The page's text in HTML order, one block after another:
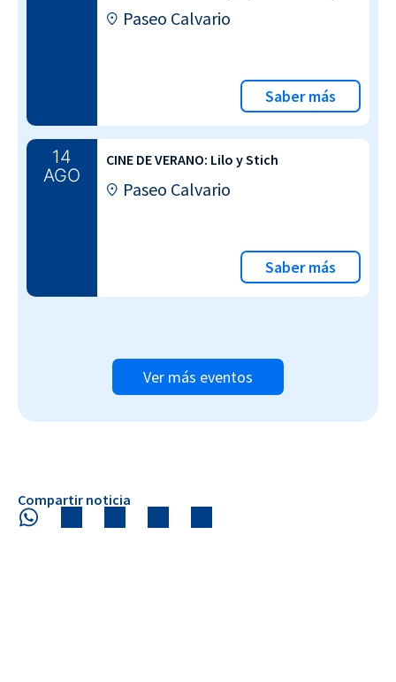
Paseo Calvario
Saber más
14
AGO
CINE DE VERANO: Lilo y Stich
Paseo Calvario
Saber más
Ver más eventos
Compartir noticia